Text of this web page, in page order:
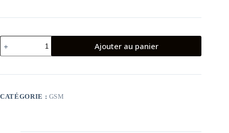
quantité
de
Itel
-
Ajouter au panier
CATÉGORIE : GSM